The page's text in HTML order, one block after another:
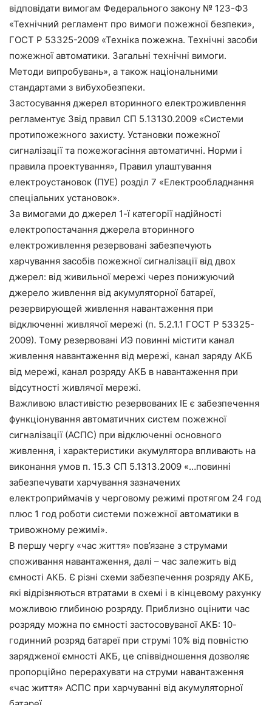
відповідати вимогам Федерального закону № 123-ФЗ
«Технічний регламент про вимоги пожежної безпеки»,
ГОСТ Р 53325-2009 «Техніка пожежна. Технічні засоби
пожежної автоматики. Загальні технічні вимоги.
Методи випробувань», а також національними
стандартами з вибухобезпеки.
Застосування джерел вторинного електроживлення
регламентує Звід правил СП 5.13130.2009 «Системи
протипожежного захисту. Установки пожежної
сигналізації та пожежогасіння автоматичні. Норми і
правила проектування», Правил улаштування
електроустановок (ПУЕ) розділ 7 «Електрообладнання
спеціальних установок».
За вимогами до джерел 1-ї категорії надійності
електропостачання джерела вторинного
електроживлення резервовані забезпечують
харчування засобів пожежної сигналізації від двох
джерел: від живильної мережі через понижуючий
джерело живлення від акумуляторної батареї,
резервирующей живлення навантаження при
відключенні живлячої мережі (п. 5.2.1.1 ГОСТ Р 53325-
2009). Тому резервовані ИЭ повинні містити канал
живлення навантаження від мережі, канал заряду АКБ
від мережі, канал розряду АКБ в навантаження при
відсутності живлячої мережі.
Важливою властивістю резервованих ІЕ є забезпечення
функціонування автоматичних систем пожежної
сигналізації (АСПС) при відключенні основного
живлення, і характеристики акумулятора впливають на
виконання умов п. 15.3 СП 5.1313.2009 «…повинні
забезпечувати харчування зазначених
електроприймачів у черговому режимі протягом 24 год
плюс 1 год роботи системи пожежної автоматики в
тривожному режимі».
В першу чергу «час життя» пов’язане з струмами
споживання навантаження, далі – час залежить від
ємності АКБ. Є різні схеми забезпечення розряду АКБ,
які відрізняються втратами в схемі і в кінцевому рахунку
можливою глибиною розряду. Приблизно оцінити час
розряду можна по ємності застосовуваної АКБ: 10-
годинний розряд батареї при струмі 10% від повністю
зарядженої ємності АКБ, це співвідношення дозволяє
пропорційно перерахувати на струми навантаження
«час життя» АСПС при харчуванні від акумуляторної